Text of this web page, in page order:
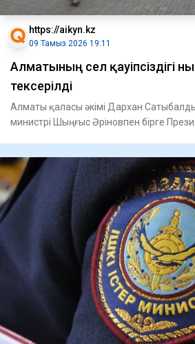
https://aikyn.kz
09 Тамыз 2026 19:11
Алматының сел қауіпсіздігі
тексерілді
Алматы қаласы әкімі Дархан
министрі Шыңғыс Әріновпен бірге